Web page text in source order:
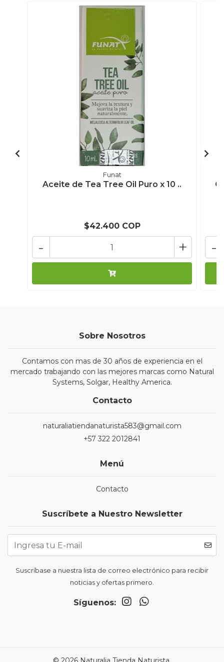
Funat
Aceite de Tea Tree Oil Puro x 10 ..
$42.400 COP
+
- -
Sobre Nosotros
Contamos con mas de 30 años de experiencia en el
mercado trabajando con las mejores marcas como Natural
Systems, Solgar, Healthy America.
Contacto
naturaliatiendanaturista583@gmail.com
+57 322 2012841
Menú
Contacto
Suscríbete a Nuestro Newsletter
Suscríbase a nuestra lista de correo electrónico para recibir
noticias y ofertas primero.
Síguenos: